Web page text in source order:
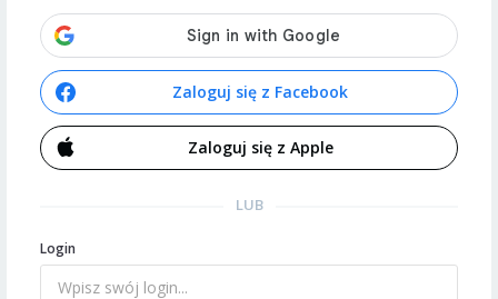
Zaloguj się z Facebook
Zaloguj się z Apple
LUB
Login